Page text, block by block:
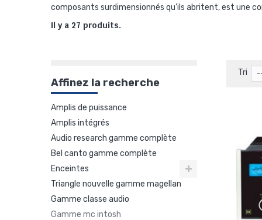
composants surdimensionnés qu’ils abritent, est une
Il y a 27 produits.
Tri
Affinez la recherche
amplis de puissance
amplis intégrés
audio research gamme complète
bel canto gamme complète
enceintes
triangle nouvelle gamme magellan
40eme anniversaire
gamme classe audio
gamme mc intosh